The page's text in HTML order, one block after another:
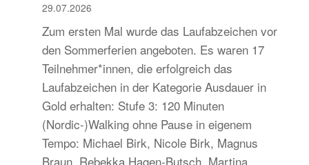
29.07.2026
Zum ersten Mal wurde das Laufabzeichen vor
den Sommerferien angeboten. Es waren 17
Teilnehmer*innen, die erfolgreich das
Laufabzeichen in der Kategorie Ausdauer in
Gold erhalten: Stufe 3: 120 Minuten
(Nordic-)Walking ohne Pause in eigenem
Tempo: Michael Birk, Nicole Birk, Magnus
Braun, Rebekka Hagen-Butsch, Martina